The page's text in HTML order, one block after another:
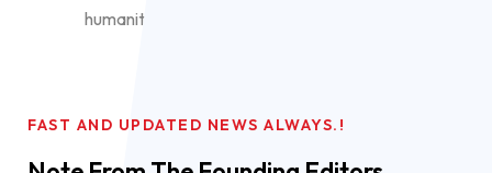
humanity
FAST AND UPDATED NEWS ALWAYS.!